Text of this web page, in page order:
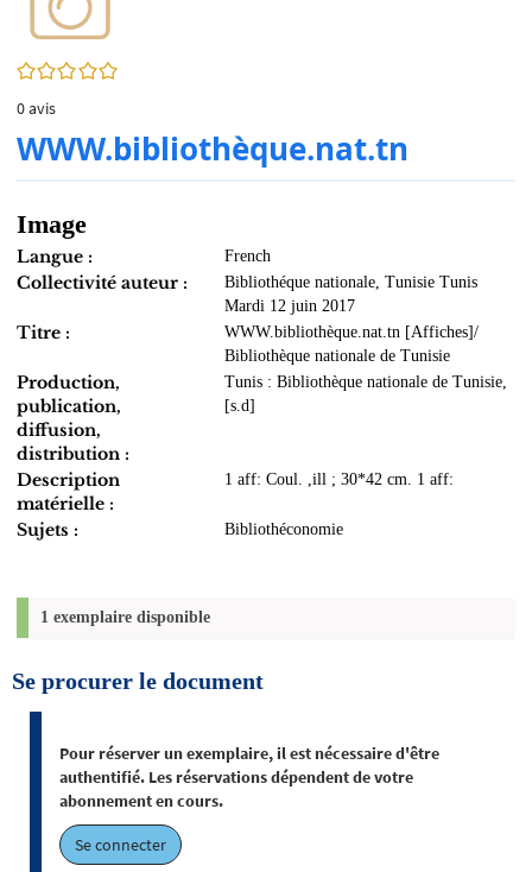
0/5
0avis
WWW.bibliothèque.nat.tn
Image
Langue : French
Collectivité auteur :
Bibliothéque nationale, Tunisie Tunis
Mardi 12 juin 2017
Titre :
WWW.bibliothèque.nat.tn [Affiches]/
Bibliothèque nationale de Tunisie
Production,
publication,
diffusion,
distribution :
Tunis : Bibliothèque nationale de Tunisie,
[s.d]
Description
matérielle :
1 aff: Coul. ,ill ; 30*42 cm. 1 aff:
Sujets : Bibliothéconomie
1 exemplaire disponible
Se procurer le document
Pour réserver un exemplaire, il est nécessaire d'être
authentifié. Les réservations dépendent de votre
abonnement en cours.
Se connecter